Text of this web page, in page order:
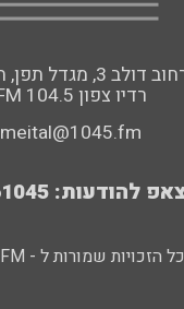
דולב 3, מגדל תפן, ת.ד 56
FM רדיו צפון 104.5
meital@1045.fm
להודעות: 0547961045
כל הזכויות שמורות ל - 104.5FM